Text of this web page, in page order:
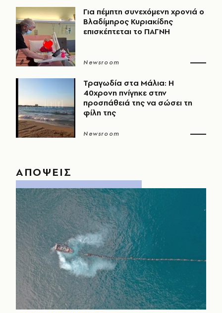
Για πέμπτη συνεχόμενη χρονιά ο
Βλαδίμηρος Κυριακίδης
επισκέπτεται το ΠΑΓΝΗ
Newsroom
Τραγωδία στα Μάλια: Η
40χρονη πνίγηκε στην
προσπάθειά της να σώσει τη
φίλη της
Newsroom
ΑΠΟΨΕΙΣ